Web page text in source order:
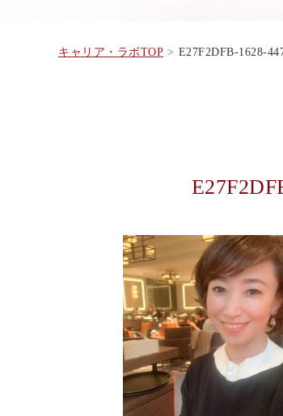
キャリア・ラボTOP E27F2DFB-1628-